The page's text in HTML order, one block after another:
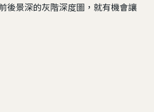
後景深的灰階深度圖，就有機會讓